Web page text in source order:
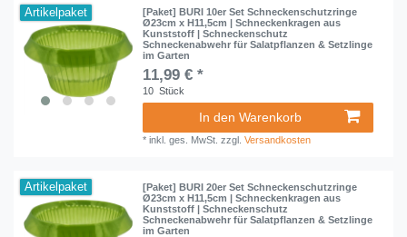
Artikelpaket
[Paket] BURI 10er Set Schneckenschutzringe
Ø23cm x H11,5cm | Schneckenkragen aus
Kunststoff | Schneckenschutz
Schneckenabwehr für Salatpflanzen & Setzlinge
im Garten
11,99 € *
10 Stück
In den Warenkorb
*inkl. ges. MwSt. zzgl.Versandkosten
Artikelpaket
[Paket] BURI 20er Set Schneckenschutzringe
Ø23cm x H11,5cm | Schneckenkragen aus
Kunststoff | Schneckenschutz
Schneckenabwehr für Salatpflanzen & Setzlinge
im Garten